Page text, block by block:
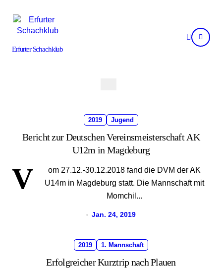
content
Erfurter Schachklub
2019 Jugend
Bericht zur Deutschen Vereinsmeisterschaft AK
U12m in Magdeburg
V
om 27.12.-30.12.2018 fand die DVM der AK
U14m in Magdeburg statt. Die Mannschaft mit
Momchil...
Jan. 24, 2019
2019 1. Mannschaft
Erfolgreicher Kurztrip nach Plauen